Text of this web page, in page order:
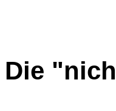
Die